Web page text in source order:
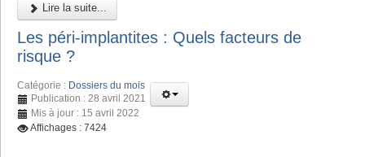
Lire la suite...
Les péri-implantites : Quels facteurs de
risque ?
Catégorie : Dossiers du mois
Publication : 28 avril 2021
Mis à jour : 15 avril 2022
Affichages : 7424